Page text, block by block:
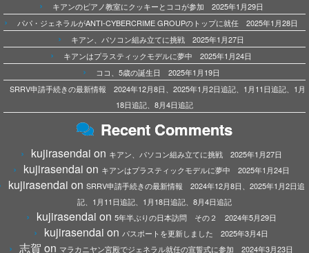
キアンのピアノ教室にクッキーとココが参加 2025年1月29日
パパ・ジェネラルがANTI-CYBERCRIME GROUPのトップに就任 2025年1月28日
キアン、パソコン組み立てに挑戦 2025年1月27日
キアンはプラスティックモデルに夢中 2025年1月24日
ココ、5歳の誕生日 2025年1月19日
SRRV申請手続きの最新情報 2024年12月8日、2025年1月2日追記、1月11日追記、1月
18日追記、8月4日追記
Recent Comments
kujirasendai on キアン、パソコン組み立てに挑戦 2025年1月27日
kujirasendai on キアンはプラスティックモデルに夢中 2025年1月24日
kujirasendai on SRRV申請手続きの最新情報 2024年12月8日、2025年1月2日追
記、1月11日追記、1月18日追記、8月4日追記
kujirasendai on 5年半ぶりの日本訪問 その２ 2024年5月29日
kujirasendai on パスポートを更新しました 2025年3月4日
志賀 on マラカニヤン宮殿でジェネラル就任の宣誓式に参加 2024年3月23日